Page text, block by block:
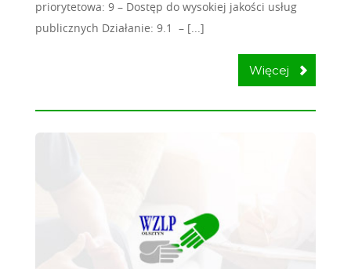
priorytetowa: 9 – Dostęp do wysokiej jakości usług
publicznych Działanie: 9.1 – [...]
Więcej